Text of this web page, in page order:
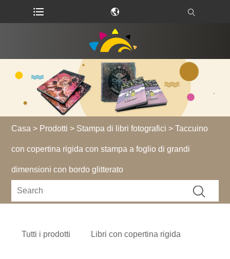
Casa > Prodotti > Stampa di libri fotografici > Taccuino
con copertina rigida con stampa a foglio di grandi
dimensioni con bordo glitterato
Tutti i prodotti Libri con copertina rigida